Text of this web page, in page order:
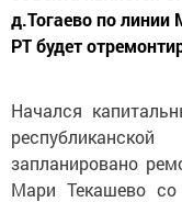
д.Тогаево по линии
РТ будет
Начался
запланировано
Мари Текашево